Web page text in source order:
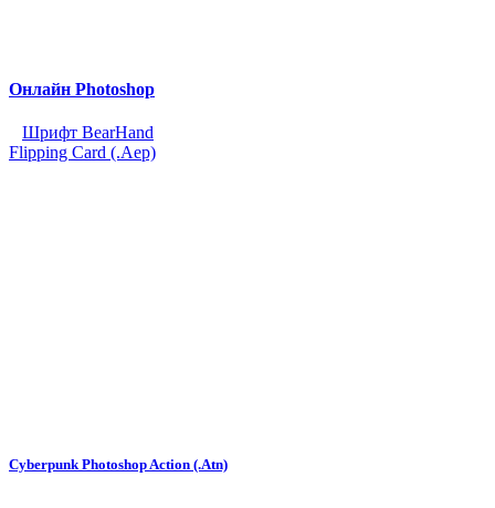
Онлайн Photoshop
Шрифт BearHand
Flipping Card (.Aep)
Cyberpunk Photoshop Action (.Atn)